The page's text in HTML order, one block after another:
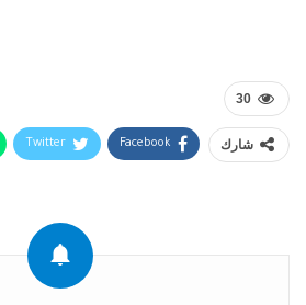
30
شارك Facebook
Twitter